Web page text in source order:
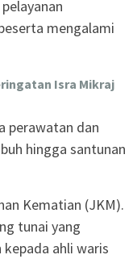
mengalami
Isra Mikraj
perawatan dan
hingga santunan
Kematian (JKM).
tunai yang
kepada ahli waris